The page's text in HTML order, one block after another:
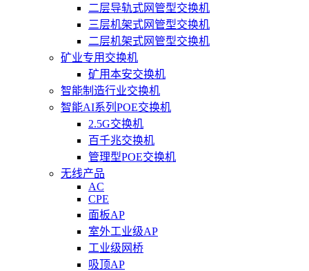
二层导轨式网管型交换机
三层机架式网管型交换机
二层机架式网管型交换机
矿业专用交换机
矿用本安交换机
智能制造行业交换机
智能AI系列POE交换机
2.5G交换机
百千兆交换机
管理型POE交换机
无线产品
AC
CPE
面板AP
室外工业级AP
工业级网桥
吸顶AP